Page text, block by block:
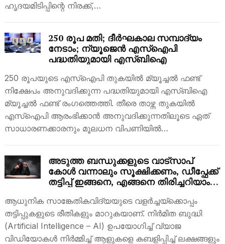
ഹൃദയമിടിപ്പിന്റെ നിരക്ക്,…
250 രൂപ മതി; ദീർഘകാല സമ്പാദ്യം
നേടാം; ന്യൂജെൻ എസ്ഐപി
പദ്ധതിയുമായി എസ്ബിഐ
250 രൂപയുടെ എസ്ഐപി തുകയിൽ മ്യൂച്ചൽ ഫണ്ട്
നിക്ഷേപം അനുവദിക്കുന്ന പദ്ധതിയുമായി എസ്ബിഐ
മ്യൂച്ചൽ ഫണ്ട് രം​ഗത്തെത്തി. തീരെ താഴ്ന്ന തുകയിൽ
എസ്ഐപി ആരംഭിക്കാൻ അനുവദിക്കുന്നതിലൂടെ ഏത്
സാധാരണക്കാരനും മൂലധന വിപണിയിൽ…
അടുത്ത ബന്ധുക്കളുടെ വാട്സാപ്
കോൾ വന്നാലും സൂക്ഷിക്കണം, ഡീപ്ഫേക്ക്
തട്ടിപ്പ് ഇങ്ങനെ, എങ്ങനെ തിരിച്ചറിയാം,
ആധുനിക സാങ്കേതികവിദ്യയുടെ വളർച്ചയ്ക്കൊപ്പം
തട്ടിപ്പുകളുടെ രീതികളും മാറുകയാണ്. നിർമിത ബുദ്ധി
(Artificial Intelligence – AI) ഉപയോഗിച്ച് വ്യാജ
വിഡിയോകൾ നിർമ്മിച്ച് ആളുകളെ കബളിപ്പിച്ച് ലക്ഷങ്ങളും